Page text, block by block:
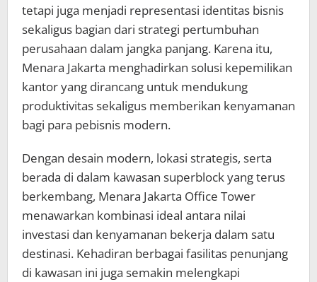
tetapi juga menjadi representasi identitas bisnis
sekaligus bagian dari strategi pertumbuhan
perusahaan dalam jangka panjang. Karena itu,
Menara Jakarta menghadirkan solusi kepemilikan
kantor yang dirancang untuk mendukung
produktivitas sekaligus memberikan kenyamanan
bagi para pebisnis modern.
Dengan desain modern, lokasi strategis, serta
berada di dalam kawasan superblock yang terus
berkembang, Menara Jakarta Office Tower
menawarkan kombinasi ideal antara nilai
investasi dan kenyamanan bekerja dalam satu
destinasi. Kehadiran berbagai fasilitas penunjang
di kawasan ini juga semakin melengkapi